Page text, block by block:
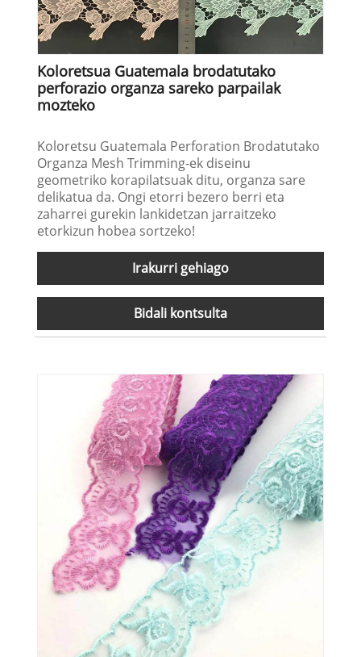
Koloretsua Guatemala brodatutako
perforazio organza sareko parpailak
mozteko
Koloretsu Guatemala Perforation Brodatutako
Organza Mesh Trimming-ek diseinu
geometriko korapilatsuak ditu, organza sare
delikatua da. Ongi etorri bezero berri eta
zaharrei gurekin lankidetzan jarraitzeko
etorkizun hobea sortzeko!
Irakurri gehiago
Bidali kontsulta